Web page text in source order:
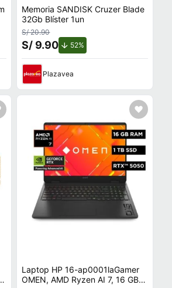
Memoria SANDISK Cruzer Blade
32Gb Blíster 1un
S/ 20.90
S/ 9.90 52%
Plazavea
Laptop HP 16-ap0001laGamer
OMEN, AMD Ryzen AI 7, 16 GB